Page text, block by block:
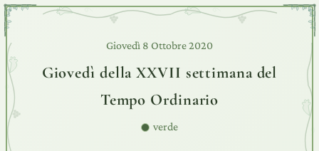
Giovedì 8 Ottobre 2020
Giovedì della XXVII settimana del
Tempo Ordinario
verde